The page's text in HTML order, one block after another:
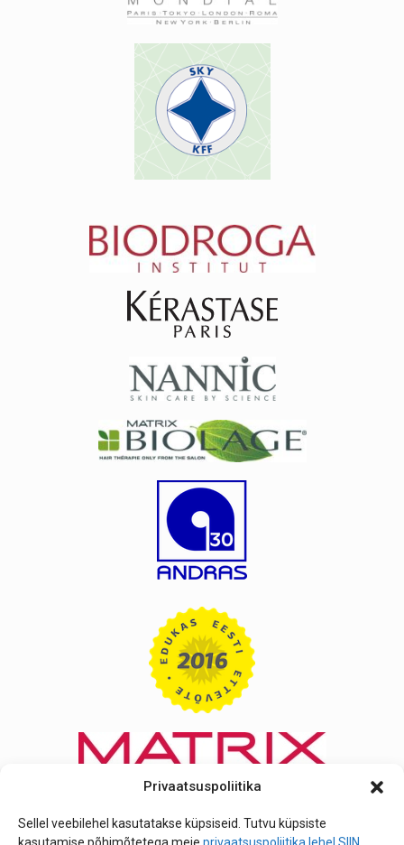
Privaatsuspoliitika
Sellel veebilehel kasutatakse küpsiseid. Tutvu küpsiste